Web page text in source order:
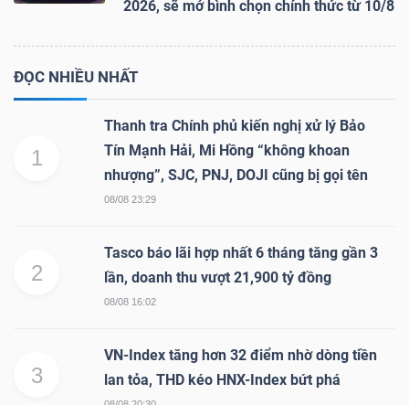
2026, sẽ mở bình chọn chính thức từ 10/8
ĐỌC NHIỀU NHẤT
1
Thanh tra Chính phủ kiến nghị xử lý Bảo
Tín Mạnh Hải, Mi Hồng “không khoan
nhượng”, SJC, PNJ, DOJI cũng bị gọi tên
08/08 23:29
2
Tasco báo lãi hợp nhất 6 tháng tăng gần 3
lần, doanh thu vượt 21,900 tỷ đồng
08/08 16:02
3
VN-Index tăng hơn 32 điểm nhờ dòng tiền
lan tỏa, THD kéo HNX-Index bứt phá